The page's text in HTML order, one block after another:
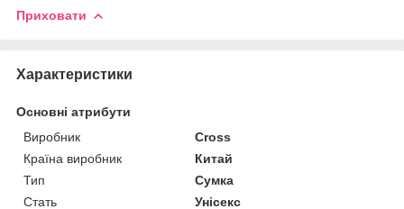
Приховати
Характеристики
Основні атрибути
Виробник
Cross
Країна виробник
Китай
Тип
Сумка
Стать
Унісекс